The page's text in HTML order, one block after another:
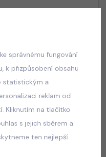
správnému fungování
k přizpůsobení obsahu
statistickým a
reklam od
Kliknutím na tlačítko
s jejich sběrem a
ten nejlepší